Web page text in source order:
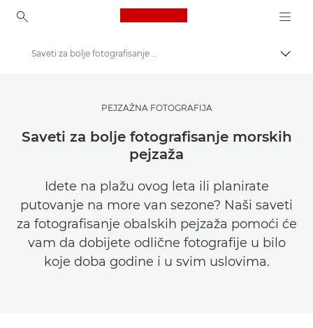
Canon Logo, back to
Pronađite inspiraciju | Saveti za fotografisanje / štampanje i vodiči za kupce
Saveti i tehnike za fotografiju i štampanje
Saveti za bolje fotografisanje morskih pejzaža
PEJZAŽNA FOTOGRAFIJA
Saveti za bolje fotografisanje morskih
pejzaža
Idete na plažu ovog leta ili planirate
putovanje na more van sezone? Naši saveti
za fotografisanje obalskih pejzaža pomoći će
vam da dobijete odlične fotografije u bilo
koje doba godine i u svim uslovima.